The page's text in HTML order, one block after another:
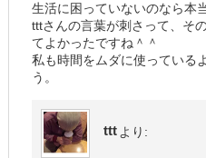
生活に困っていないのなら本
tttさんの言葉が刺さって、そ
てよかったですね＾＾
私も時間をムダに使っている
う。
ttt より: